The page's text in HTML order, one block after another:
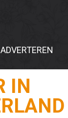
ADVERTEREN
IN